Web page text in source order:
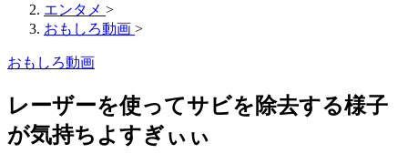
エンタメ >
おもしろ動画 >
おもしろ動画
レーザーを使ってサビを除去する様子
が気持ちよすぎぃぃ